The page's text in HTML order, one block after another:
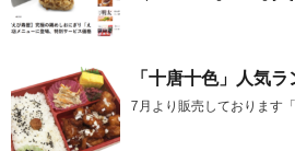
「十唐十色」人気
7月より販売しております